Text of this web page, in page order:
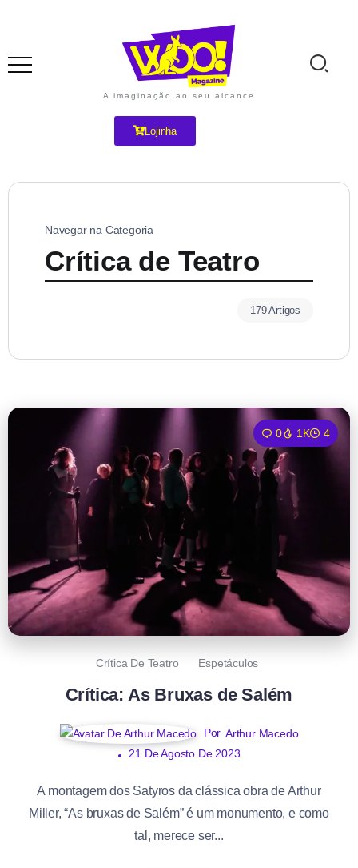
A imaginação ao seu alcance
Lojinha
Navegar na Categoria
Crítica de Teatro
179 Artigos
0 1K 4
Crítica De Teatro Espetáculos
Crítica: As Bruxas de Salém
Por Arthur Macedo
21 De Agosto De 2023
A montagem dos Satyros da clássica obra de Arthur
Miller, “As bruxas de Salém” é um monumento, e como
tal, merece ser...